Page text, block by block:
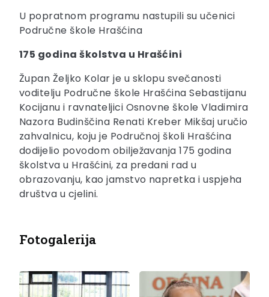
U popratnom programu nastupili su učenici
Područne škole Hrašćina
175 godina školstva u Hrašćini
Župan Željko Kolar je u sklopu svečanosti
voditelju Područne škole Hrašćina Sebastijanu
Kocijanu i ravnateljici Osnovne škole Vladimira
Nazora Budinščina Renati Kreber Mikšaj uručio
zahvalnicu, koju je Područnoj školi Hrašćina
dodijelio povodom obilježavanja 175 godina
školstva u Hrašćini, za predani rad u
obrazovanju, kao jamstvo napretka i uspjeha
društva u cjelini.
Fotogalerija